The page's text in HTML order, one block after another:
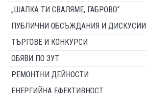
„ШАПКА ТИ СВАЛЯМЕ, ГАБРОВО“
ПУБЛИЧНИ ОБСЪЖДАНИЯ И ДИСКУСИИ
ТЪРГОВЕ И КОНКУРСИ
ОБЯВИ ПО ЗУТ
РЕМОНТНИ ДЕЙНОСТИ
ЕНЕРГИЙНА ЕФЕКТИВНОСТ